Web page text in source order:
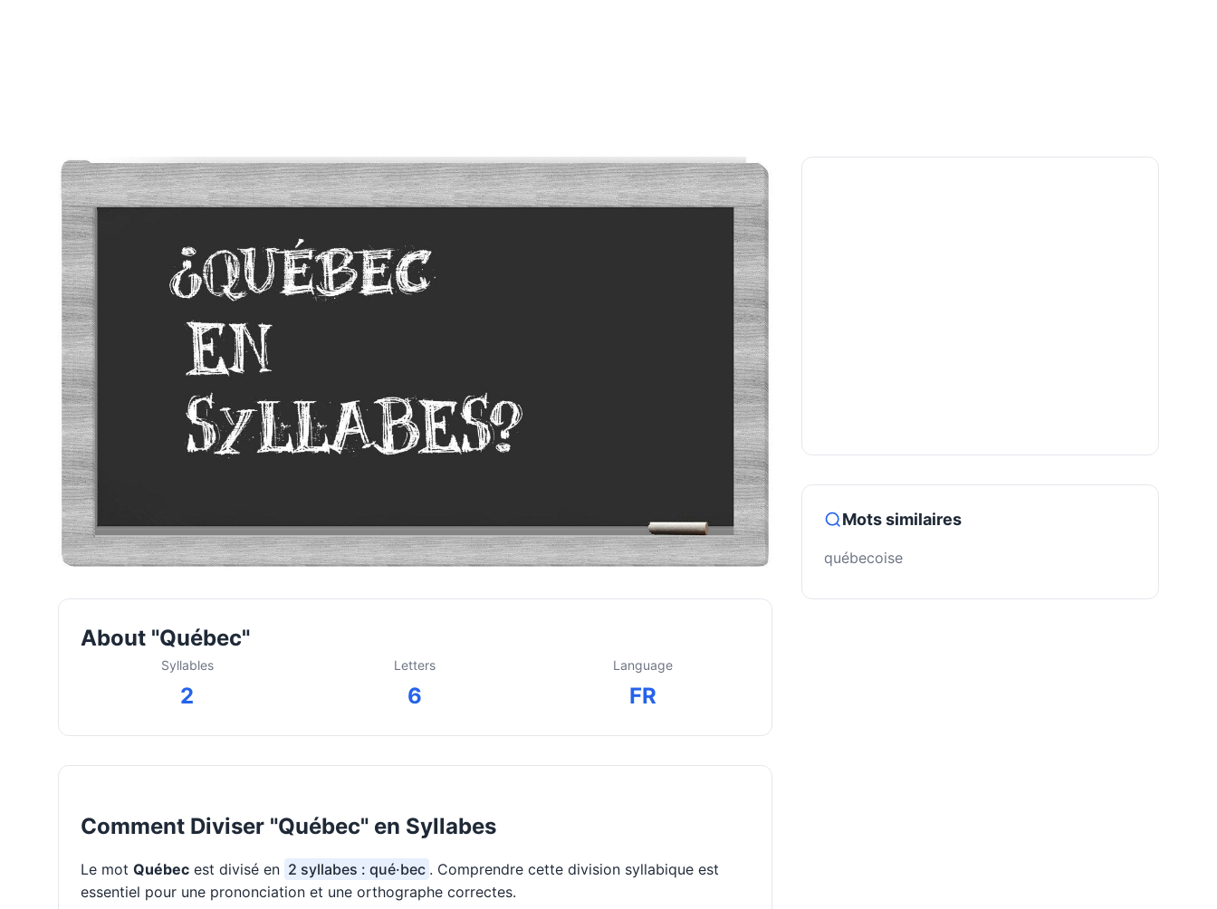
About "Québec"
Syllables
2
Letters
6
Language
FR
Comment Diviser "Québec" en Syllabes
Le mot Québec est divisé en 2 syllabes : qué·bec . Comprendre cette division syllabique est
essentiel pour une prononciation et une orthographe correctes.
Mots similaires
québecoise